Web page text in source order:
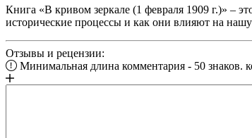
Книга «В кривом зеркале (1 февраля 1909 г.)» –
исторические процессы и как они влияют на
Отзывы и рецензии:
Минимальная длина комментария - 50 знаков.